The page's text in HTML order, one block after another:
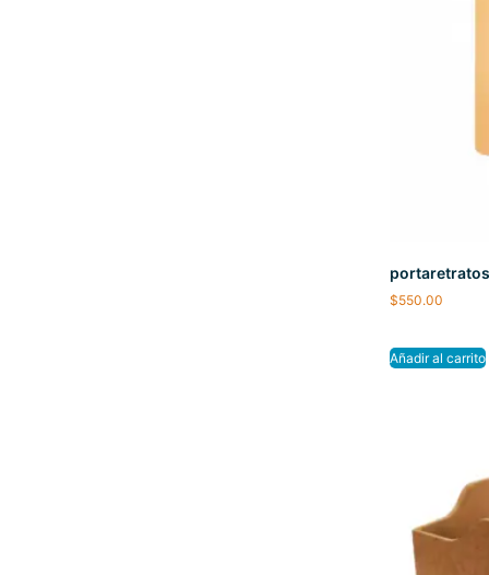
$550.00
Añadir al carrito